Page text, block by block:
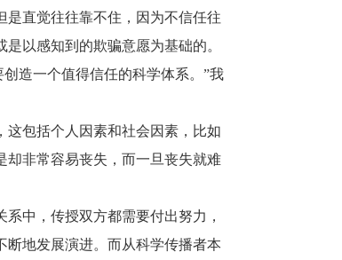
直觉往往靠不住，因为不信任往
以感知到的欺骗意愿为基础的。
造一个值得信任的科学体系。”我
这包括个人因素和社会因素，比如
却非常容易丧失，而一旦丧失就难
中，传授双方都需要付出努力，
地发展演进。而从科学传播者本